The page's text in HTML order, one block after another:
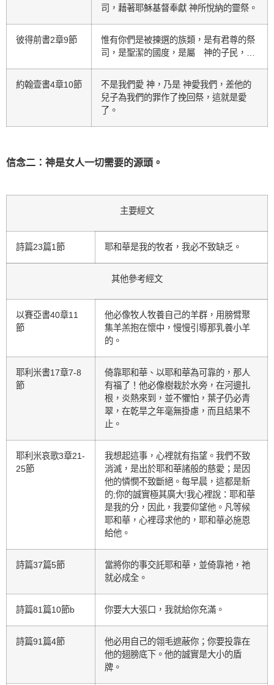
司，藉著耶穌基督奉獻 神所悅納的靈祭。
彼得前書2章9節
惟有你們是被揀選的族類，是有君尊的祭
司，是聖潔的國度，是屬 神的子民，…
約翰壹書4章10節
不是我們愛 神，乃是 神愛我們，差他的
兒子為我們的罪作了挽回祭，這就是愛
了。
信念二：神是女人一切需要的源頭 。
主要經文
詩篇23篇1節 耶和華是我的牧者，我必不致缺乏。
其他參考經文
以賽亞書40章11
節
他必像牧人牧養自己的羊群，用膀臂聚
集羊羔抱在懷中，慢慢引導那乳養小羊
的。
耶利米書17章7-8
節
倚靠耶和華、以耶和華為可靠的，那人
有福了！他必像樹栽於水旁，在河邊扎
根，炎熱來到，並不懼怕，葉子仍必青
翠，在乾旱之年毫無掛慮，而且結果不
止。
耶利米哀歌3章21-
25節
我想起這事，心裡就有指望。我們不致
消滅，是出於耶和華諸般的慈愛；是因
他的憐憫不致斷絕。每早晨，這都是新
的;你的誠實極其廣大!我心裡說：耶和華
是我的分，因此，我要仰望他。凡等候
耶和華，心裡尋求他的，耶和華必施恩
給他。
詩篇37篇5節
當將你的事交託耶和華，並倚靠祂，祂
就必成全。
詩篇81篇10節b 你要大大張口，我就給你充滿。
詩篇91篇4節
他必用自己的翎毛遮蔽你；你要投靠在
他的翅膀底下。他的誠實是大小的盾
牌。